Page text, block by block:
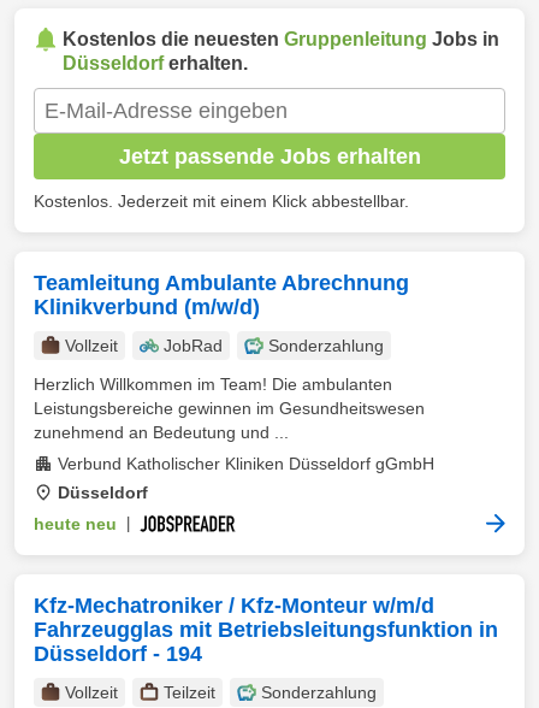
Kostenlos die neuesten Gruppenleitung Jobs in
Düsseldorferhalten.
Jetzt passende Jobs erhalten
Kostenlos. Jederzeit mit einem Klick abbestellbar.
Teamleitung Ambulante Abrechnung
Klinikverbund (m/w/d)
Vollzeit JobRad
Sonderzahlung
Herzlich Willkommen im Team! Die ambulanten
Leistungsbereiche gewinnen im Gesundheitswesen
zunehmend an Bedeutung und ...
Verbund Katholischer Kliniken Düsseldorf gGmbH
Düsseldorf
heute neu
Kfz-Mechatroniker / Kfz-Monteur w/m/d
Fahrzeugglas mit Betriebsleitungsfunktion in
Düsseldorf - 194
Vollzeit Teilzeit Sonderzahlung